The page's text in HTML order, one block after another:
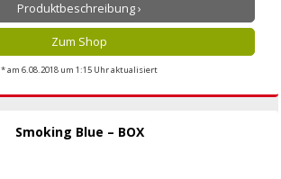
Produktbeschreibung ›
Zum Shop
* am 6.08.2018 um 1:15 Uhr aktualisiert
Smoking Blue – BOX